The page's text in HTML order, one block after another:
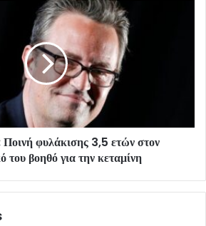
φυλάκισης 3,5 ετών στον
του βοηθό για την κεταμίνη